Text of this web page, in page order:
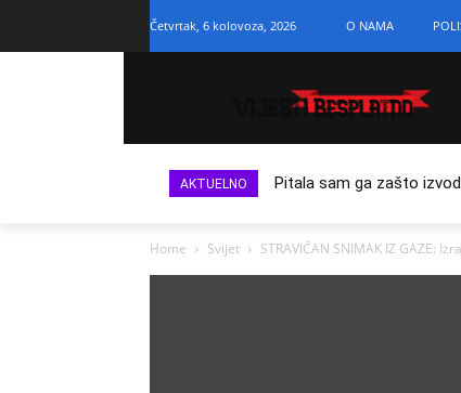
Četvrtak, 6 kolovoza, 2026 O NAMA
AKTUELNO Pitala sam ga zašto
Home Svijet STRAVIČAN SNIMAK IZ GAZE: